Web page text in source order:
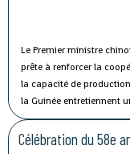
Le Premier ministre
prête à renforcer la
la capacité de
la Guinée entretiennent
politique solide et une
rencontre avec le
Célébration du 58e